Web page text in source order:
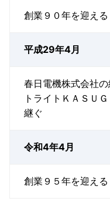
創業９０年を迎える
平成29年4月
春日電機株式会社
トライトＫＡＳＵ
継ぐ
令和4年4月
創業９５年を迎える